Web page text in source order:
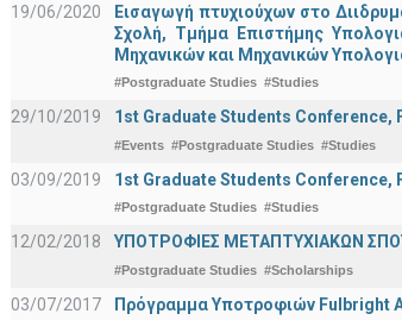
19/06/2020
Εισαγωγή πτυχιούχων στο
Σχολή, Τμήμα Επιστήμης
Μηχανικών και Μηχανικών
#Postgraduate Studies #Studies
29/10/2019 1st Graduate Students Conference,
#Events #Postgraduate Studies #Studies
03/09/2019 1st Graduate Students Conference,
#Postgraduate Studies #Studies
12/02/2018 ΥΠΟΤΡΟΦΙΕΣ ΜΕΤΑΠΤΥΧΙΑΚΩΝ
#Postgraduate Studies #Scholarships
03/07/2017 Πρόγραμμα Υποτροφιών Fulbright